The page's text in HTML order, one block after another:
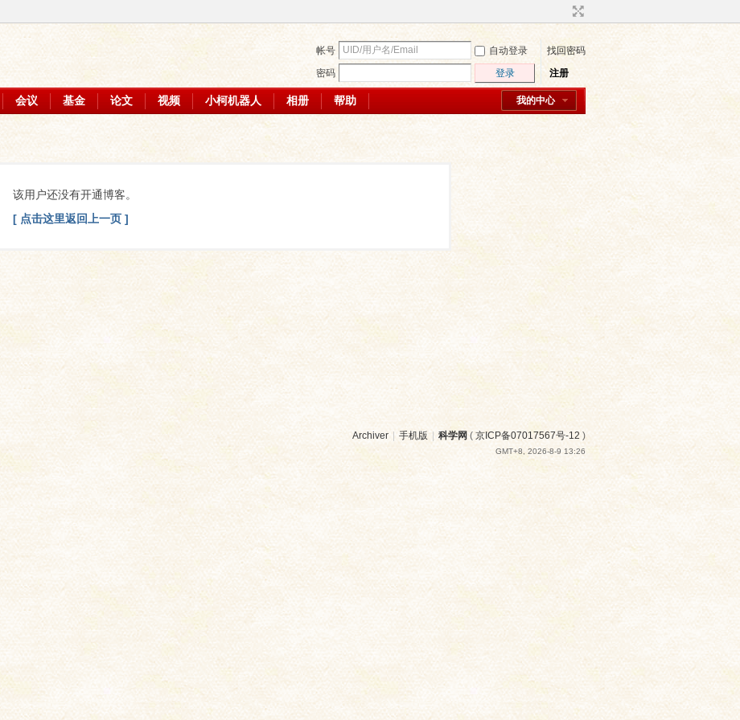
帐号 自动登录
找回密码
密码
登录 注册
我的中心
会议 基金 论文 视频 小柯机器人 相册 帮助
该用户还没有开通博客。
[ 点击这里返回上一页 ]
Archiver 手机版 科学网 (京ICP备07017567号-12 )
GMT+8, 2026-8-9 13:26